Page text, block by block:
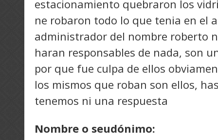
estacionamiento quebraron los
ne robaron todo lo que tenia en el
administrador del nombre roberto
haran responsables de nada, son
por que fue culpa de ellos
los mismos que roban son ellos,
tenemos ni una respuesta
Nombre o seudónimo: